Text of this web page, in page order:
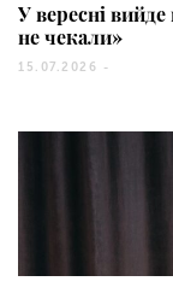
У вересні
не чекали»
15.07.2026 -